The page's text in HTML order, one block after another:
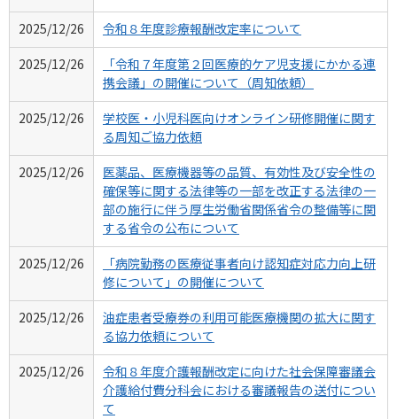
2025/12/26
令和８年度診療報酬改定率について
2025/12/26
「令和７年度第２回医療的ケア児支援にかかる連
携会議」の開催について（周知依頼）
2025/12/26
学校医・小児科医向けオンライン研修開催に関す
る周知ご協力依頼
2025/12/26
医薬品、医療機器等の品質、有効性及び安全性の
確保等に関する法律等の一部を改正する法律の一
部の施行に伴う厚生労働省関係省令の整備等に関
する省令の公布について
2025/12/26
「病院勤務の医療従事者向け認知症対応力向上研
修について」の開催について
2025/12/26
油症患者受療券の利用可能医療機関の拡大に関す
る協力依頼について
2025/12/26
令和８年度介護報酬改定に向けた社会保障審議会
介護給付費分科会における審議報告の送付につい
て